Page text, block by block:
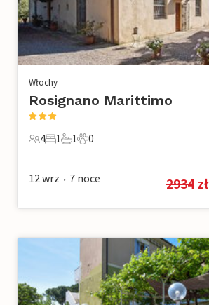
Włochy
Rosignano Marittimo
4 Goście
4
1 Sypialnia
1
1 Łazienka
1
0 Zwierzęta domowe
0
12 wrz • 7 noce 2934 zł